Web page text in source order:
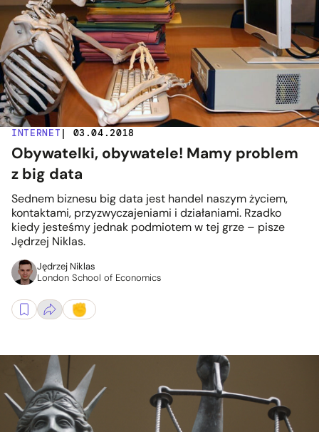
INTERNET | 03.04.2018
Obywatelki, obywatele! Mamy problem
z big data
Sednem biznesu big data jest handel naszym życiem,
kontaktami, przyzwyczajeniami i działaniami. Rzadko
kiedy jesteśmy jednak podmiotem w tej grze – pisze
Jędrzej Niklas.
Jędrzej Niklas
London School of Economics